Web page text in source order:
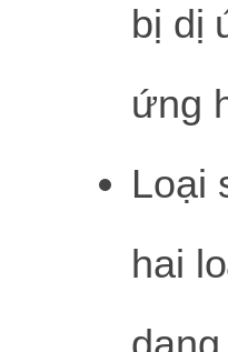
bị dị
ứng
Loại
hai